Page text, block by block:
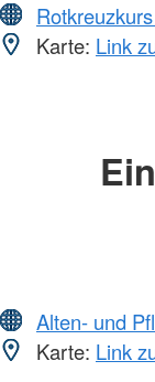
Karte: Link
Alten- und
Karte: Link